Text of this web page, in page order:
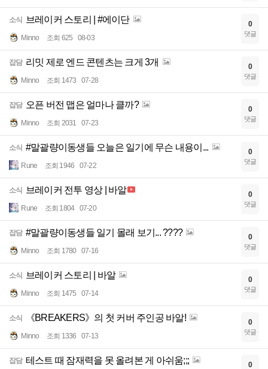
소식 브레이커 스토리 | #에이단
Minno 조회 625 08-03
0
댓글
잡담 리밋 제로 엔드 콘텐츠는 크게 3개
Minno 조회 1473 07-28
0
댓글
잡담 오픈 버전 맵은 얼마나 클까?
Minno 조회 2031 07-23
0
댓글
소식 #말괄량이동생들 오늘은 일기에 무슨 내용이...
Rune 조회 1946 07-22
0
댓글
소식 브레이커 전투 영상 | 바알
Rune 조회 1804 07-20
0
댓글
잡담 #말괄량이동생들 일기 몰래 보기... ????
Minno 조회 1780 07-16
0
댓글
소식 브레이커 스토리 | 바알
Minno 조회 1475 07-14
0
댓글
소식 《BREAKERS》의 첫 커버 주인공 바알!
Minno 조회 1336 07-13
0
댓글
잡담 테스트 때 잠재력을 못 올려본 게 아쉬움;;; 0